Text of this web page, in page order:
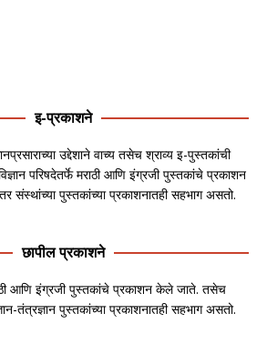
इ-प्रकाशने
उद्देशाने वाच्य तसेच श्राव्य इ-पुस्तकांची
परिषदेतर्फे मराठी आणि इंग्रजी पुस्तकांचे प्रकाशन
संस्थांच्या पुस्तकांच्या प्रकाशनातही सहभाग असतो.
छापील प्रकाशने
आणि इंग्रजी पुस्तकांचे प्रकाशन केले जाते. तसेच
तंत्रज्ञान पुस्तकांच्या प्रकाशनातही सहभाग असतो.